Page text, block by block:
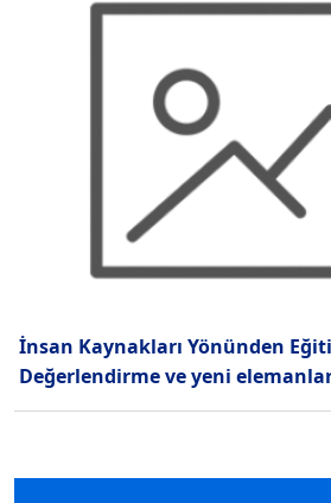
İnsan Kaynakları Yönünden
Değerlendirme ve yeni